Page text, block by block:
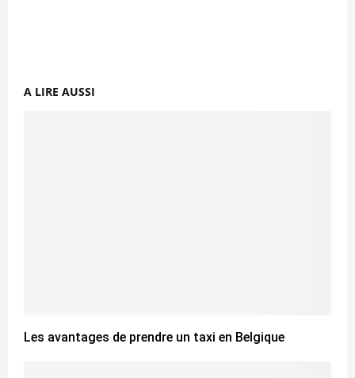
A LIRE AUSSI
Les avantages de prendre un taxi en Belgique